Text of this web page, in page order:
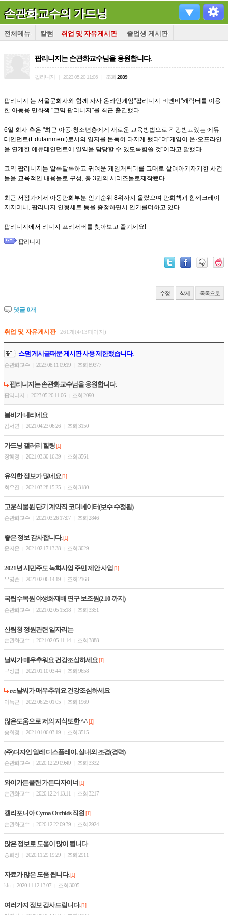
손관화교수의 가드닝
전체메뉴 칼럼 취업 및 자유게시판 졸업생 게시판
팝리니지는 손관화교수님을 응원합니다.
팝리니지 2023.05.20 11:06 조회 2089
팝리니지 는 서울문화사와 함께 자사 온라인게임"팝리니지-비엔비"캐릭터를 이용
한 아동용 만화책 "코믹 팝리니지"를 최근 출간했다.
6일 회사 측은 "최근 아동·청소년층에게 새로운 교육방법으로 각광받고있는 에듀
테인먼트(Edutainment)로서의 입지를 돈독히 다지게 됐다"며"게임이 온·오프라인
을 연계한 에듀테인먼트에 일익을 담당할 수 있도록힘쓸 것"이라고 말했다.
코믹 팝리니지는 알록달록하고 귀여운 게임캐릭터를 그대로 살려아기자기한 사건
들을 교육적인 내용들로 구성, 총 3권의 시리즈물로제작됐다.
최근 서점가에서 아동만화부분 인기순위 8위까지 올랐으며 만화책과 함께크레이
지지미니, 팝리니지 인형세트 등을 증정하면서 인기를더하고 있다.
팝리니지에서 리니지 프리서버를 찾아보고 즐기세요!
팝리니지
수정 삭제 목록으로
댓글 0개
취업 및 자유게시판 261개(4/13페이지)
스팸 게시글때문 게시판 사용 제한했습니다.
손관화교수 2023.08.11 09:19 조회 89377
팝리니지는 손관화교수님을 응원합니다.
팝리니지 2023.05.20 11:06 조회 2090
봄비가 내리네요
김서연 2021.04.23 06:26 조회 3150
가드닝 갤러리 힐링[1]
장혜정
2021.03.30 16:39 조회 3561
유익한 정보가 많네요[1]
최유진
2021.03.28 15:25 조회 3180
고운식물원 단기 계약직 코디네이터(보수 수정됨)
손관화교수 2021.03.26 17:07 조회 2846
좋은 정보 감사합니다.[1]
윤지운
2021.02.17 13:38 조회 3029
2021년 시민주도 녹화사업 주민 제안 사업 [1]
유영준
2021.02.06 14:19 조회 2168
국립수목원 야생화재배 연구 보조원(2.10 까지)
손관화교수 2021.02.05 15:18 조회 3351
산림청 정원관련 일자리는
손관화교수 2021.02.05 11:14 조회 3888
날씨가 매우추워요 건강조심하세요[1]
구성엽
2021.01.10 03:44 조회 9658
re:날씨가 매우추워요 건강조심하세요
이득근 2022.06.25 01:05 조회 1969
많은도움으로 저의 지식또한 ^^[1]
송희정
2021.01.06 03:19 조회 3515
(주)디자인 알레 디스플레이, 실내외 조경(경력)
손관화교수 2020.12.29 09:49 조회 3332
와이가든플랜 가든디자이너 [1]
손관화교수
2020.12.24 13:11 조회 3217
캘리포니아 Cyma Orchids 직원[1]
손관화교수
2020.12.22 09:39 조회 2924
많은 정보로 도움이 많이 됩니다
송희정 2020.11.29 19:29 조회 2911
자료가 많은 도움 됩니다.[1]
khj
2020.11.12 13:07 조회 3005
여러가지 정보 감사드립니다.[1]